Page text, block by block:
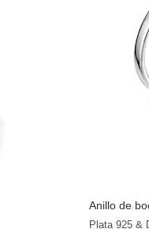
Anillo de
Plata 925 &